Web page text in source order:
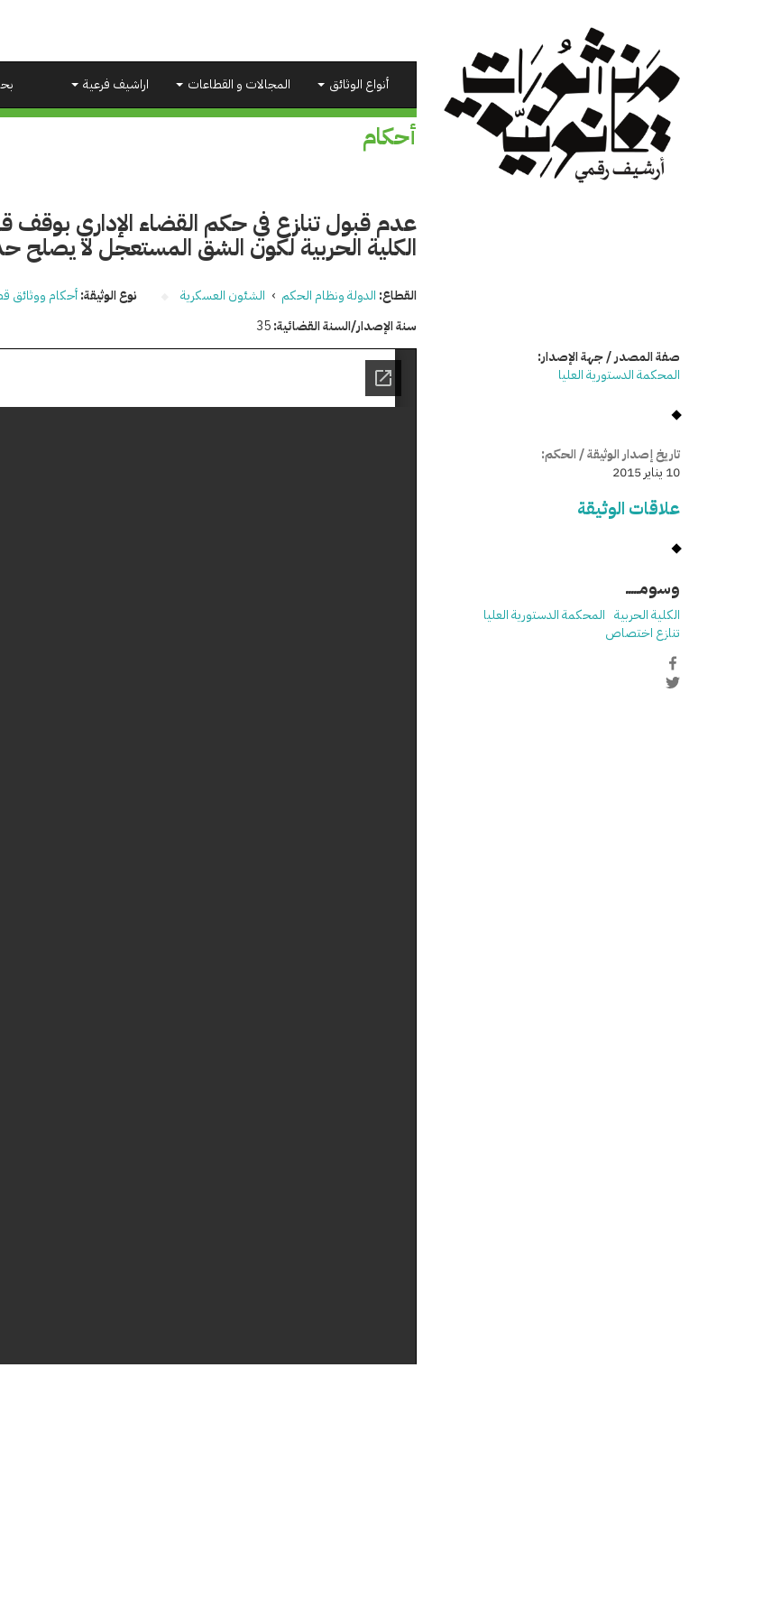
أنواع الوثائق المجالات و القطاعات اراشيف فرعية
أحكام
عدم قبول تنازع في حكم القضاء الإداري
الكلية الحربية لكون الشق المستعجل لا يصلح
القطاع: الدولة ونظام الحكم › الشئون العسكرية نوع الوثيقة:أحكام ووثائق
سنة الإصدار/السنة القضائية:35
صفة المصدر / جهة الإصدار:
المحكمة الدستورية العليا
تاريخ إصدار الوثيقة / الحكم:
10 يناير 2015
علاقات الوثيقة
وسومـــــ
الكلية الحربية المحكمة الدستورية العليا
تنازع اختصاص